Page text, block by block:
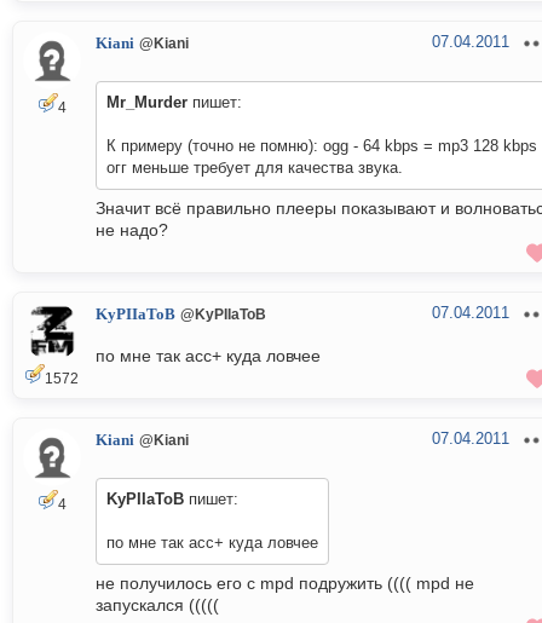
4
Kiani @Kiani 07.04.2011
Mr_Murder пишет:
К примеру (точно не помню): ogg - 64 kbps = mp3 128 kbps
огг меньше требует для качества звука.
Значит всё правильно плееры показывают и
не надо?
1572
KyPIIaToB @KyPIIaToB 07.04.2011
по мне так acc+ куда ловчее
4
Kiani @Kiani 07.04.2011
KyPIIaToB пишет:
по мне так acc+ куда ловчее
не получилось его с mpd подружить (((( mpd не
запускался (((((